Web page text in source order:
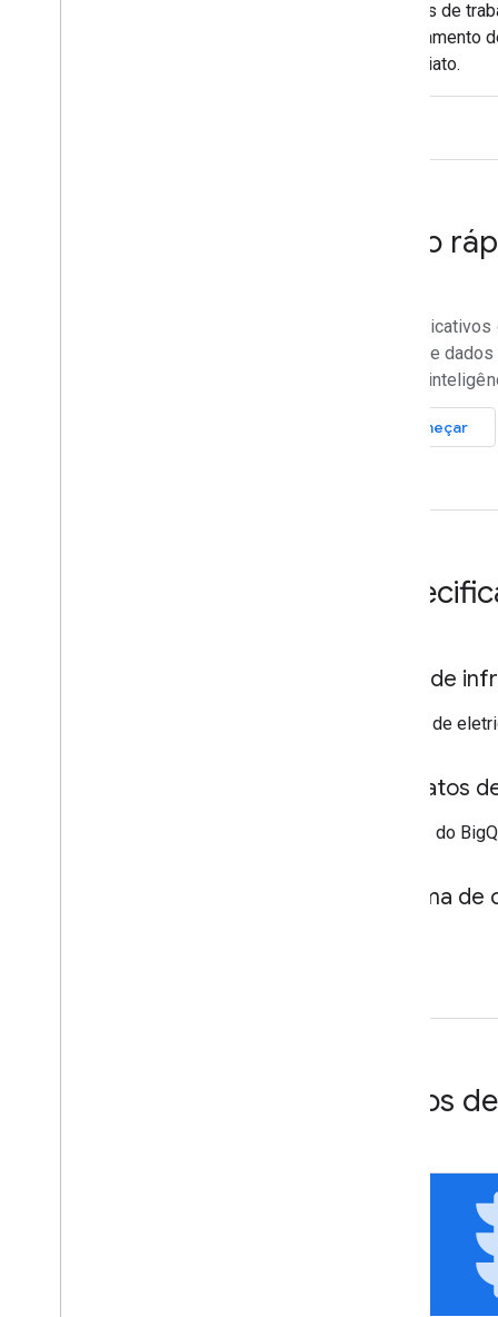
fluxos de
treinamento
imediato.
Início
Crie
Consulte
extraia
Começar
Tipos de
Postes de
Formatos
Tabelas do
Sistema
Casos